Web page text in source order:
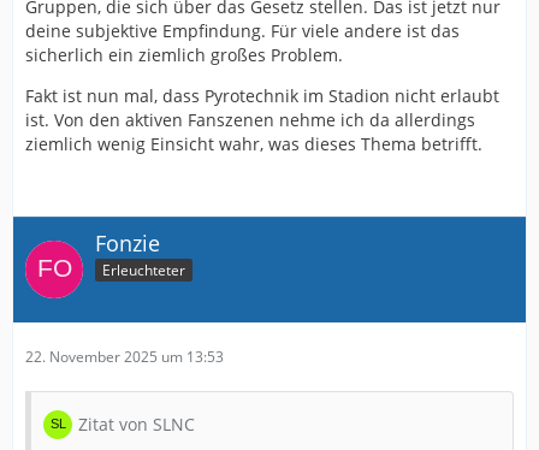
Gruppen, die sich über das Gesetz stellen. Das ist jetzt nur
deine subjektive Empfindung. Für viele andere ist das
sicherlich ein ziemlich großes Problem.
Fakt ist nun mal, dass Pyrotechnik im Stadion nicht erlaubt
ist. Von den aktiven Fanszenen nehme ich da allerdings
ziemlich wenig Einsicht wahr, was dieses Thema betrifft.
Fonzie
Erleuchteter
22. November 2025 um 13:53
Zitat von SLNC